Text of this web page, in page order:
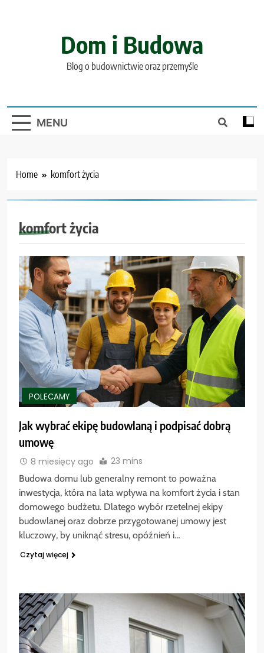
Dom i Budowa
Blog o budownictwie oraz przemyśle
MENU
Home komfort życia
komfort życia
POLECAMY
Jak wybrać ekipę budowlaną i podpisać dobrą
umowę
8 miesięcy ago 23 mins
Budowa domu lub generalny remont to poważna
inwestycja, która na lata wpływa na komfort życia i stan
domowego budżetu. Dlatego wybór rzetelnej ekipy
budowlanej oraz dobrze przygotowanej umowy jest
kluczowy, by uniknąć stresu, opóźnień i…
Czytaj więcej